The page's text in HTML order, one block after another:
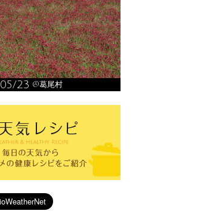
05/23 @葛尾村